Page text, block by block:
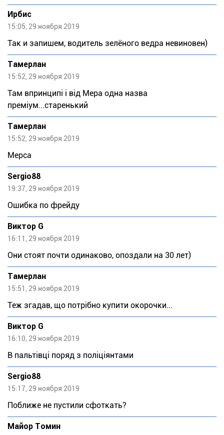
Ирбис
15:05, 29 ноября 2019
Так и запишем, водитель зелёного ведра невиновен)
Тaмeрлан
15:52, 29 ноября 2019
Там впринципі і від Мера одна назва
преміум...старенький
Тaмeрлан
15:52, 29 ноября 2019
Мерса
Sergio88
19:37, 29 ноября 2019
Ошибка по фрейду
Виктор G
16:11, 29 ноября 2019
Они стоят почти одинаково, опоздали на 30 лет)
Тaмeрлан
15:51, 29 ноября 2019
Теж згадав, що потрібно купити окорочки...
Виктор G
16:10, 29 ноября 2019
В пальтiвцi поряд з полiцiянтами
Sergio88
15:17, 29 ноября 2019
Поближе не пустили сфоткать?
Майор Томин